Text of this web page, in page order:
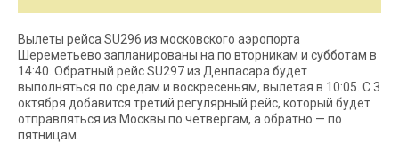
Вылеты рейса SU296 из московского аэропорта
Шереметьево запланированы на по вторникам и субботам в
14:40. Обратный рейс SU297 из Денпасара будет
выполняться по средам и воскресеньям, вылетая в 10:05. С 3
октября добавится третий регулярный рейс, который будет
отправляться из Москвы по четвергам, а обратно — по
пятницам.